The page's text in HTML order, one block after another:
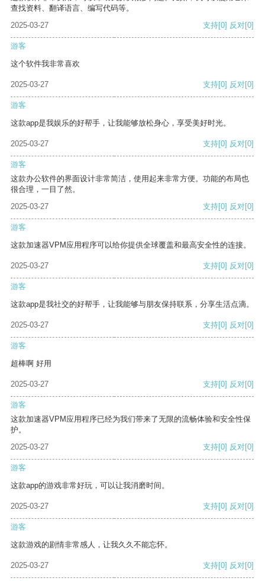
查找资料、翻译语言、编写代码等。
2025-03-27
支持[0] 反对[0]
游客
这个软件我非常喜欢
2025-03-27 支持[0] 反对[0]
游客
这款app是我娱乐的好帮手，让我能够放松身心，享受美好时光。
2025-03-27 支持[0] 反对[0]
游客
这款办公软件的界面设计非常简洁，使用起来非常方便。功能的布局也
很合理，一目了然。
2025-03-27
支持[0] 反对[0]
游客
这款加速器VPM应用程序可以给你提供全球覆盖和最高安全性的连接。
2025-03-27 支持[0] 反对[0]
游客
这款app是我社交的好帮手，让我能够与朋友保持联系，分享生活点滴。
2025-03-27 支持[0] 反对[0]
游客
超棒啊 好用
2025-03-27 支持[0] 反对[0]
游客
这款加速器VPM应用程序已经为我们带来了无限的流畅体验和安全性保
护。
2025-03-27
支持[0] 反对[0]
游客
这款app的游戏非常好玩，可以让我消磨时间。
2025-03-27 支持[0] 反对[0]
游客
这款游戏的剧情非常感人，让我久久不能忘怀。
2025-03-27 支持[0] 反对[0]